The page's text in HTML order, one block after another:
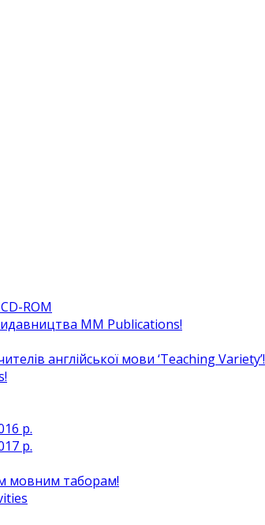
ROM
MM Publications!
англійської мови ‘Teaching Variety’!
р.
р.
мовним таборам!